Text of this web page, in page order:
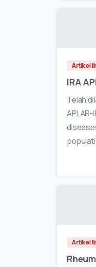
Artikel
IRA
Telah
Artikel